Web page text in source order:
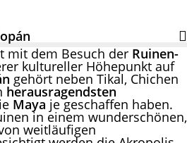
mit dem Besuch der Ruinen-
kultureller Höhepunkt auf
gehört neben Tikal, Chichen
herausragendsten
Maya je geschaffen haben.
in einem wunderschönen,
weitläufigen